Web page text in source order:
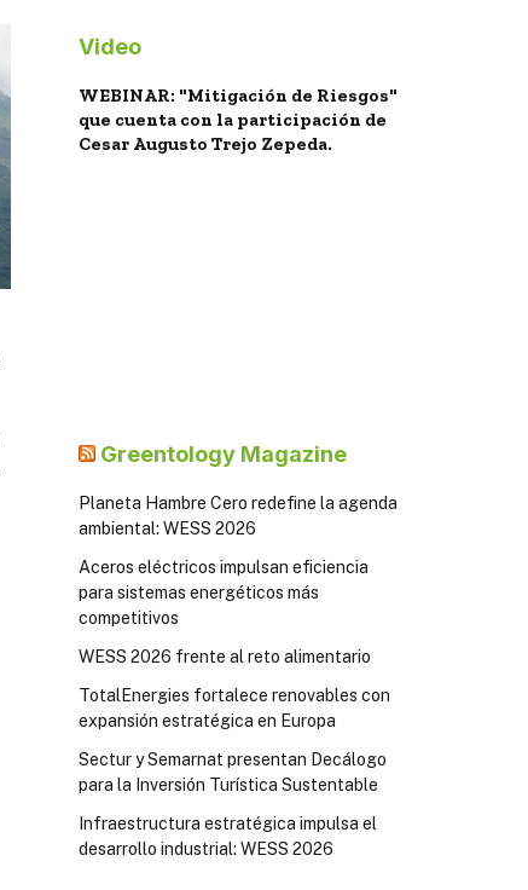
Video
WEBINAR: "Mitigación de Riesgos"
que cuenta con la participación de
Cesar Augusto Trejo Zepeda.
Greentology Magazine
Planeta Hambre Cero redefine la agenda
ambiental: WESS 2026
Aceros eléctricos impulsan eficiencia
para sistemas energéticos más
competitivos
WESS 2026 frente al reto alimentario
TotalEnergies fortalece renovables con
expansión estratégica en Europa
Sectur y Semarnat presentan Decálogo
para la Inversión Turística Sustentable
Infraestructura estratégica impulsa el
desarrollo industrial: WESS 2026